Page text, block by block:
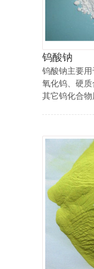
钨酸钠
钨酸钠主要
氧化钨、硬
其它钨化合物